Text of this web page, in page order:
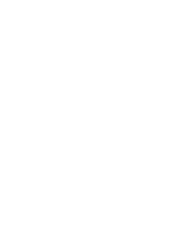
house #Luxury house for
rent #Esta Home
Rama 3 #Fully furnished